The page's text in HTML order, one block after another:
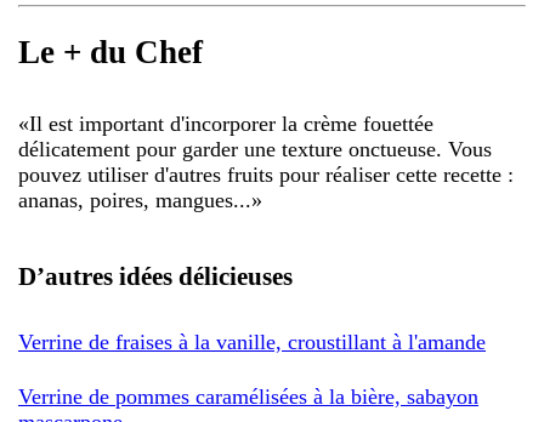
Le + du Chef
«Il est important d'incorporer la crème fouettée
délicatement pour garder une texture onctueuse. Vous
pouvez utiliser d'autres fruits pour réaliser cette recette :
ananas, poires, mangues...»
D’autres idées délicieuses
Verrine de fraises à la vanille, croustillant à l'amande
Verrine de pommes caramélisées à la bière, sabayon